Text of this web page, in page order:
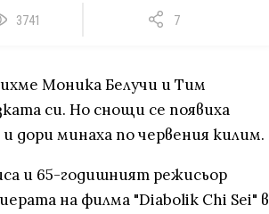
3741 7
Моника Белучи и Тим
си. Но снощи се появиха
дори минаха по червения килим.
и 65-годишният режисьор
на филма "Diabolik Chi Sei" в